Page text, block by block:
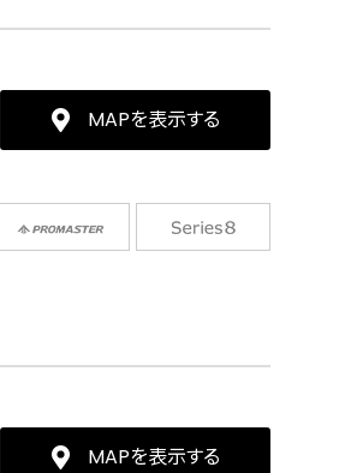
MAPを表示する
MAPを表示する